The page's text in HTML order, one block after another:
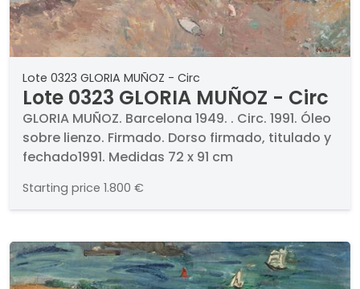
Lote 0323 GLORIA MUÑOZ - Circ
Lote 0323 GLORIA MUÑOZ - Circ
GLORIA MUÑOZ. Barcelona 1949. . Circ. 1991. Óleo
sobre lienzo. Firmado. Dorso firmado, titulado y
fechado1991. Medidas 72 x 91 cm
Starting price 1.800 €